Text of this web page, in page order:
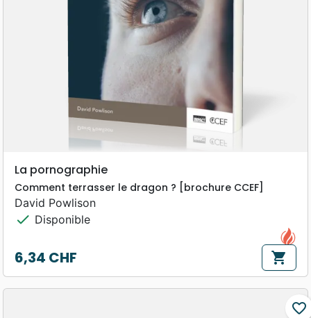
La pornographie
Comment terrasser le dragon ? [brochure CCEF]
David Powlison
check Disponible
Prix
6,34 CHF shopping_cart
favorite_border